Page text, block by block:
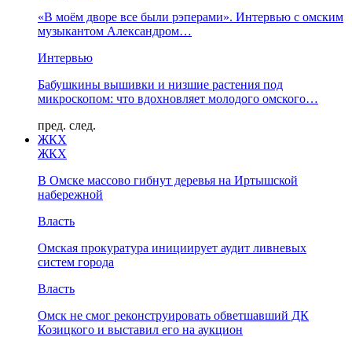
«В моём дворе все были рэперами». Интервью с омским
музыкантом Александром…
Интервью
Бабушкины вышивки и низшие растения под
микроскопом: что вдохновляет молодого омского…
пред. след.
ЖКХ
ЖКХ
В Омске массово гибнут деревья на Иртышской
набережной
Власть
Омская прокуратура инициирует аудит ливневых
систем города
Власть
Омск не смог реконструировать обветшавший ДК
Козицкого и выставил его на аукцион